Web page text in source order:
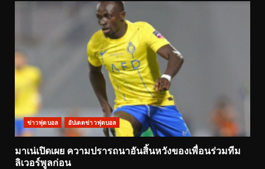
ข่าวฟุตบอล อัปเดตข่าวฟุตบอล
มาเน่เปิดเผย ความปรารถนาอันสิ้นหวังของเพื่อนร่วมทีม
ลิเวอร์พูลก่อน